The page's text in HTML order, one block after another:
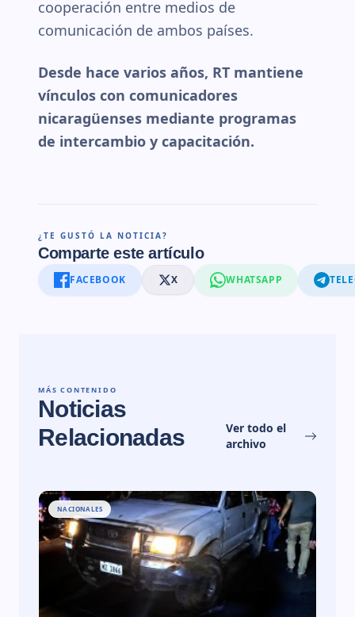
cooperación entre medios de
comunicación de ambos países.
Desde hace varios años, RT mantiene
vínculos con comunicadores
nicaragüenses mediante programas
de intercambio y capacitación.
¿TE GUSTÓ LA NOTICIA?
Comparte este artículo
FACEBOOK X WHATSAPP
MÁS CONTENIDO
Noticias
Relacionadas
Ver todo el
archivo
NACIONALES